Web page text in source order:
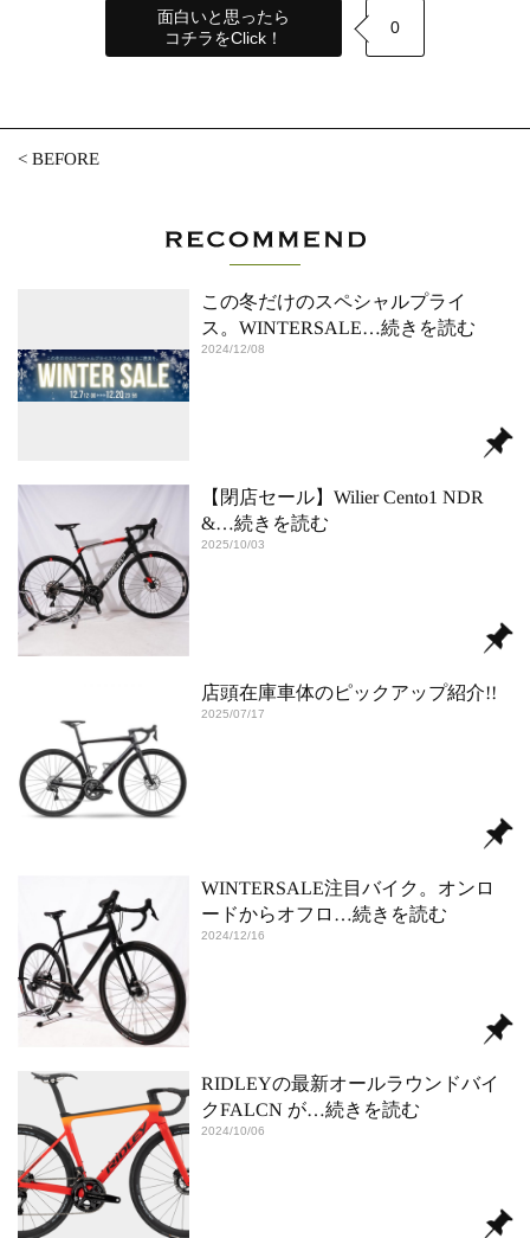
面白いと思ったら
コチラをClick！
0
<BEFORE
この冬だけのスペシャルプライ
ス。WINTERSALE…続きを読む
2024/12/08
【閉店セール】Wilier Cento1 NDR
&…続きを読む
2025/10/03
店頭在庫車体のピックアップ紹介!!
2025/07/17
WINTERSALE注目バイク。オンロ
ードからオフロ …続きを読む
2024/12/16
RIDLEYの最新オールラウンドバイ
クFALCN が…続きを読む
2024/10/06